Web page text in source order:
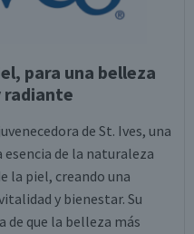
para una belleza
de St. Ives, una
esencia de la naturaleza
la piel, creando una
y bienestar. Su
de que la belleza más